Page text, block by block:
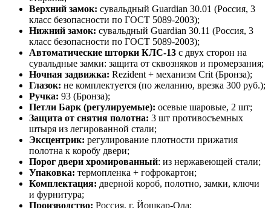
Верхний замок: сувальдный Guardian 30.01 (Россия, 3
класс безопасности по ГОСТ 5089-2003);
Нижний замок: сувальдный Guardian 30.11 (Россия, 3
класс безопасности по ГОСТ 5089-2003);
Автоматические шторки КЛС-13 с двух сторон на
сувальдные замки: защита от сквозняков и промерзания;
Ночная задвижка: Rezident + механизм Crit (Бронза);
Глазок: не комплектуется (по желанию, врезка 300 руб.);
Ручка: 93 (Бронза);
Петли Барк (регулируемые): осевые шаровые, 2 шт;
Защита от снятия полотна: 3 шт противосъемных
штыря из легированной стали;
Эксцентрик: регулирование плотности прижатия
полотна к коробу двери;
Порог двери хромированный: из нержавеющей стали;
Упаковка: термопленка + гофрокартон;
Комплектация: дверной короб, полотно, замки, ключи
и фурнитура;
Производство: Россия, г. Йошкар-Ола;